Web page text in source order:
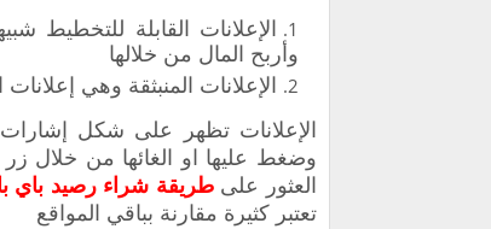
وأربح المال من خلالها
‏الإعلانات المنبثقة وهي
‏الإعلانات تظهر على شكل
وضغط عليها او الغائها من خلال
العثور على طريقة شراء رصيد باي
تعتبر كثيرة مقارنة بباقي المواقع